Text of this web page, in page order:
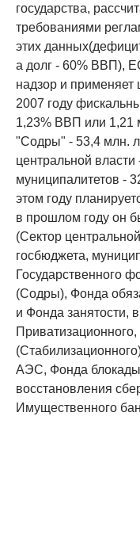
государства,
требованиями
этих
а долг - 60% ВВП),
надзор и
2007 году
1,23% ВВП или 1,21
"Содры" - 53,4 млн.
центральной
муниципалитетов -
этом году
в прошлом году он
(Сектор
госбюджета,
Государственного
(Содры), Фонда
и Фонда занятости,
АЭС, Фонда блокады
восстановления
Имущественного